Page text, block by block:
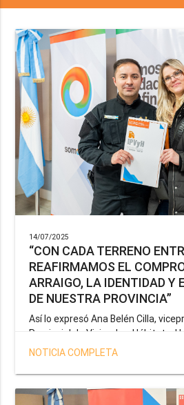
14/07/2025
“CON CADA TERRENO
REAFIRMAMOS EL
ARRAIGO, LA IDENTIDAD Y
DE NUESTRA PROVINCIA”
Así lo expresó Ana Belén Cilla,
Provincial de Vivienda y Hábitat, al
trabajo del organismo en el marco
salud y seguridad impulsada por el
Melella.
NOTICIA COMPLETA